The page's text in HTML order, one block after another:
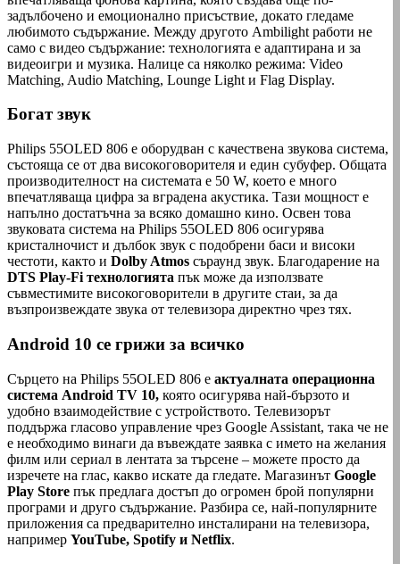
задълбочено и емоционално присъствие, докато гледаме
любимото съдържание. Между другото Ambilight работи не
само с видео съдържание: технологията е адаптирана и за
видеоигри и музика. Налице са няколко режима: Video
Matching, Audio Matching, Lounge Light и Flag Display.
Богат звук
Philips 55OLED 806 е оборудван с качествена звукова система,
състояща се от два високоговорителя и един субуфер. Общата
производителност на системата е 50 W, което е много
впечатляваща цифра за вградена акустика. Тази мощност е
напълно достатъчна за всяко домашно кино. Освен това
звуковата система на Philips 55OLED 806 осигурява
кристалночист и дълбок звук с подобрени баси и високи
честоти, както и Dolby Atmos съраунд звук. Благодарение на
DTS Play-Fi технологията пък може да използвате
съвместимите високоговорители в другите стаи, за да
възпроизвеждате звука от телевизора директно чрез тях.
Android 10 се грижи за всичко
Сърцето на Philips 55OLED 806 е актуалната операционна
система Android TV 10, която осигурява най-бързото и
удобно взаимодействие с устройството. Телевизорът
поддържа гласово управление чрез Google Assistant, така че не
е необходимо винаги да въвеждате заявка с името на желания
филм или сериал в лентата за търсене – можете просто да
изречете на глас, какво искате да гледате. Магазинът Google
Play Store пък предлага достъп до огромен брой популярни
програми и друго съдържание. Разбира се, най-популярните
приложения са предварително инсталирани на телевизора,
например YouTube, Spotify и Netflix.